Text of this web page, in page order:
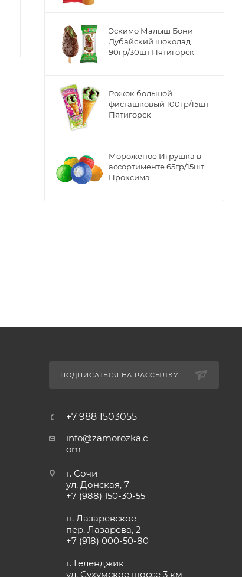
Эскимо Малыш Бони
Дубайский шоколад
90гр/30шт Пятигорск
Рожок большой
фисташковый 100гр/15шт
Пятигорск
Мороженое Игрушка в
ассортименте 65гр/15шт
Проксима
ПОДПИСАТЬСЯ НА РАССЫЛКУ
+7 988 1503055
info@zamorozka.c
om
г. Сочи
ул. Донская, 7
+7 (988) 150-30-55
п. Лазаревское
пер. Лазарева, 2
+7 (918) 000-50-80
г. Геленджик
ул. Сухумское шоссе 3 км